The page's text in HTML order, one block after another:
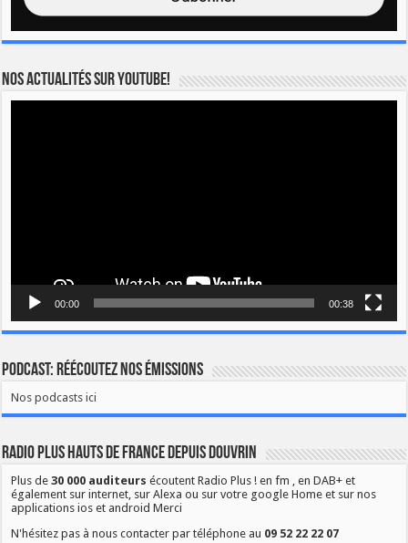
Nos actualités sur YOUTUBE!
00:00 00:38
Podcast: Réécoutez nos émissions
Nos podcasts ici
Radio Plus Hauts de France depuis Douvrin
Plus de30 000 auditeurs écoutent Radio Plus ! en fm , en DAB+ et
également sur internet, sur Alexa ou sur votre google Home et sur nos
applications ios et android Merci
N'hésitez pas à nous contacter par téléphone au 09 52 22 22 07